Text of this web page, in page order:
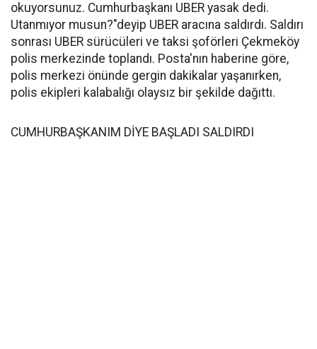
okuyorsunuz. Cumhurbaşkanı UBER yasak dedi.
Utanmıyor musun?"deyip UBER aracına saldırdı. Saldırı
sonrası UBER sürücüleri ve taksi şoförleri Çekmeköy
polis merkezinde toplandı. Posta'nın haberine göre,
polis merkezi önünde gergin dakikalar yaşanırken,
polis ekipleri kalabalığı olaysız bir şekilde dağıttı.
CUMHURBAŞKANIM DİYE BAŞLADI SALDIRDI